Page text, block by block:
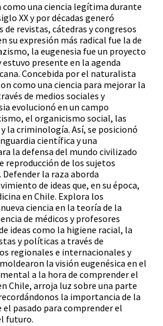
como una ciencia legítima durante
XX y por décadas generó
revistas, cátedras y congresos
su expresión más radical fue la de
la eugenesia fue un proyecto
presente en la agenda
Concebida por el naturalista
como una ciencia para mejorar la
de medios sociales y
evolucionó en un campo
el organicismo social, las
la criminología. Así, se posicionó
científica y una
la defensa del mundo civilizado
reproducción de los sujetos
la raza aborda
de ideas que, en su época,
en Chile. Explora los
ciencia en la teoría de la
de médicos y profesores
ideas como la higiene racial, la
y políticas a través de
regionales e internacionales y
la visión eugenésica en el
a la hora de comprender el
Chile, arroja luz sobre una parte
la importancia de la
pasado para comprender el
futuro.